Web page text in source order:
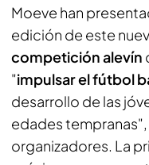
Moeve han
edición de este
competición alevín
"impulsar el fútbol
desarrollo de las
edades
organizadores. La